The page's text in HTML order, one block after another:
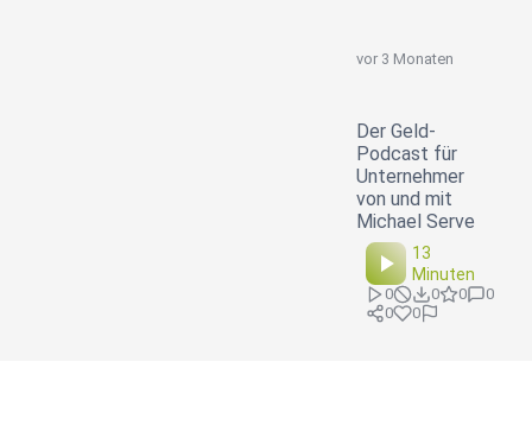
vor 3 Monaten
Der Geld-
Podcast für
Unternehmer
von und mit
Michael Serve
13
Minuten
0 0 0
0
0
0